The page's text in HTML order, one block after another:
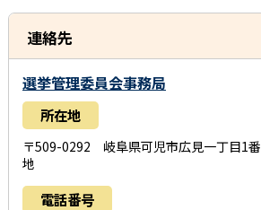
連絡先
選挙管理委員会事務局
所在地
〒509-0292 岐阜県可児市広見一丁目1番
地
電話番号